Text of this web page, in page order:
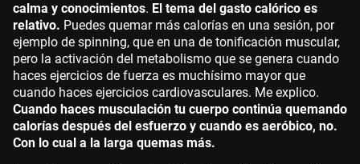
calma y conocimientos. El tema del gasto calórico es
relativo. Puedes quemar más calorías en una sesión, por
ejemplo de spinning, que en una de tonificación muscular,
pero la activación del metabolismo que se genera cuando
haces ejercicios de fuerza es muchísimo mayor que
cuando haces ejercicios cardiovasculares. Me explico.
Cuando haces musculación tu cuerpo continúa quemando
calorías después del esfuerzo y cuando es aeróbico, no.
Con lo cual a la larga quemas más.